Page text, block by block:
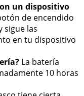
un dispositivo
de encendido
sigue las
en tu dispositivo
La batería
10 horas